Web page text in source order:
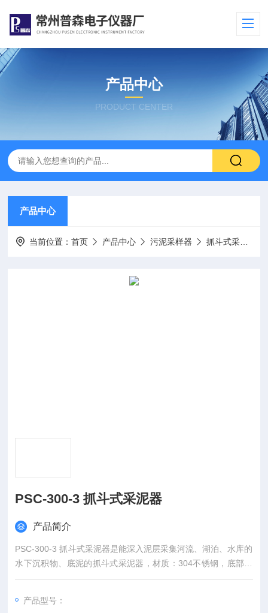
产品中心
PRODUCT CENTER
产品中心
当前位置：首页 产品中心 污泥采样器 抓斗式采泥器
PSC-300-3 抓斗式采泥器
产品简介
PSC-300-3 抓斗式采泥器是能深入泥层采集河流、湖泊、水库的
水下沉积物、底泥的抓斗式采泥器，材质：304不锈钢，底部带
锯齿，采样深度：0-30m，一次采样量：5L ，开口面积15cm*30
产品型号：